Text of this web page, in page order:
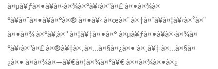
à¤µà¥ƒà¤•à¥à¤·à¤¾à¤°à¥‹à¤ªà¤£ à¤•à¤¾à¤
°à¥à¤¯à¤•à¥à¤°à¤® à¤•à¥‹ à¤œà¤¨ à¤†à¤¨à¥à¤¦à¥‹à¤²à¤¨
à¤•à¤¾ à¤°à¥‚à¤ª à¤¦à¥‡à¤•à¤° à¤µà¥ƒà¤•à¥à¤·à¤¾à¤
°à¥‹à¤ªà¤£ à¤®à¥‡à¤‚ à¤…à¤§à¤¿à¤• à¤¸à¥‡ à¤…à¤§à¤
¿à¤• à¤­à¤¾à¤—à¥€à¤¦à¤¾à¤°à¥€ à¤¤à¤¾à¤•à¤¿